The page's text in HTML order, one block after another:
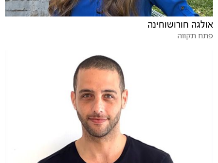
אולגה חורושוחינה
פתח תקווה